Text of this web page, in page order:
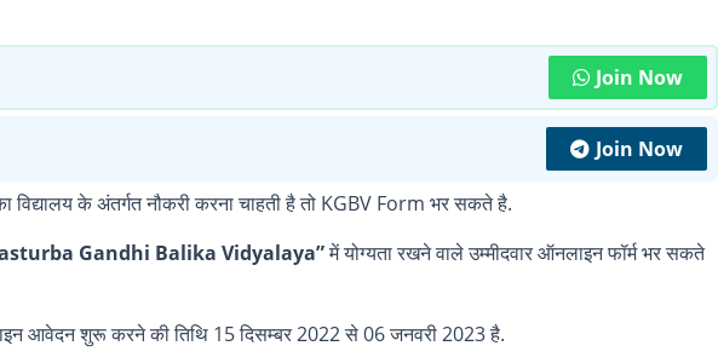
Join Now
Join Now
विद्यालय के अंतर्गत नौकरी करना चाहती है तो KGBV Form भर सकते है.
Gandhi Balika Vidyalaya”में योग्यता रखने वाले उम्मीदवार ऑनलाइन फॉर्म भर सकते
आवेदन शुरू करने की तिथि 15 दिसम्बर 2022 से 06 जनवरी 2023 है.